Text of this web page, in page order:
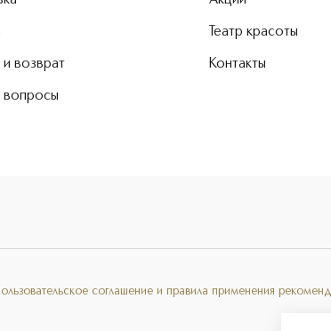
возврат
вопросы
Театр красоты
Контакты
Пользовательское соглашение и правила применения